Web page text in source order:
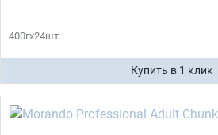
400гх24шт
Купить в 1 клик